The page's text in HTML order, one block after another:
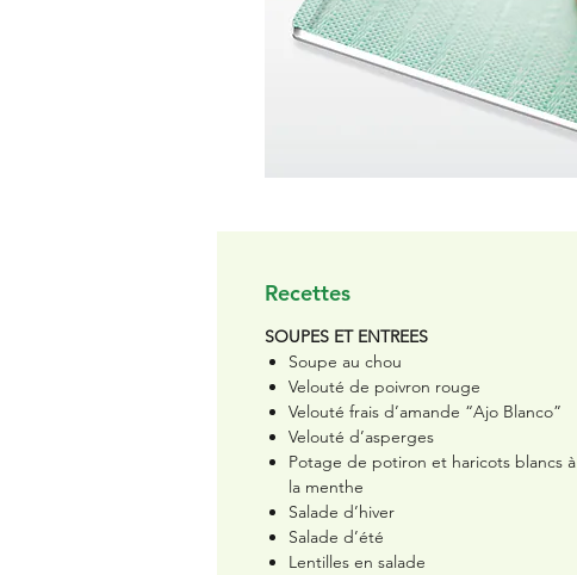
Recettes
SOUPES ET ENTREES
Soupe au chou
Velouté de poivron rouge
Velouté frais d’amande “Ajo Blanco”
Velouté d’asperges
Potage de potiron et haricots blancs à
la menthe
Salade d’hiver
Salade d’été
Lentilles en salade